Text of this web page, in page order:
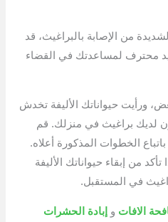
من الإصابة بالبراغيث، قد
محترف لمساعدتك في القضاء
ورأيت حيواناتك الأليفة تخدش
لديك براغيث في منزلك. قم
الخطوات المذكورة أعلاه.
من إبقاء حيواناتك الأليفة
في المستقبل.
الافات و إبادة الحشرات